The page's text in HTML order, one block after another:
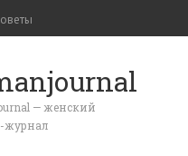
— женский
журнал